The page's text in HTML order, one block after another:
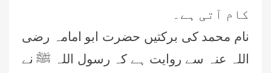
کام آتی ہے۔
نام محمد کی برکتیں حضرت ابو امامہ رضی
اللہ عنہ سے روایت ہے کہ رسول اللہ ﷺ نے